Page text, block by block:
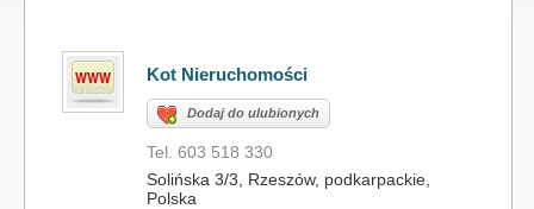
Kot Nieruchomości
Dodaj do ulubionych
Tel. 603 518 330
Solińska 3/3, Rzeszów, podkarpackie,
Polska